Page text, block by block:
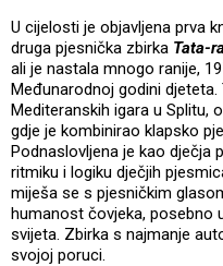
U cijelosti je objavljena prva
druga pjesnička zbirka Tata-
ali je nastala mnogo ranije,
Međunarodnoj godini
Mediteranskih igara u Splitu,
gdje je kombinirao klapsko
Podnaslovljena je kao dječja
ritmiku i logiku dječjih
miješa se s pjesničkim
humanost čovjeka, posebno
svijeta. Zbirka s najmanje
svojoj poruci.